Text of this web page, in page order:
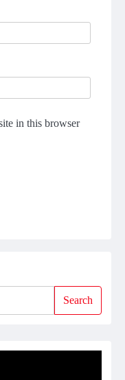
in this browser
Search